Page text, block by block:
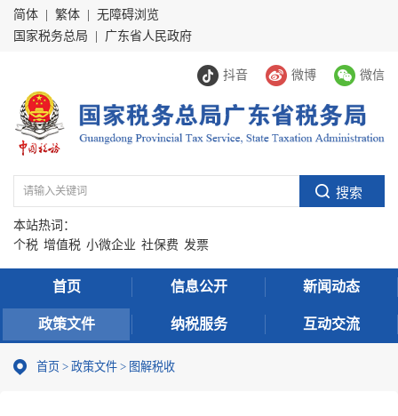
简体 繁体
无障碍浏览
国家税务总局
广东省人民政府
抖音 微博 微信
本站热词：
个税 增值税 小微企业 社保费 发票
首页 信息公开 新闻动态
政策文件 纳税服务 互动交流
首页 > 政策文件 > 图解税收